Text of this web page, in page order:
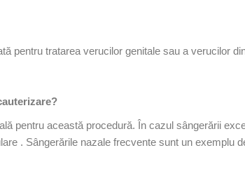
pentru tratarea verucilor genitale sau a verucilor
pentru această procedură. În cazul sângerării
. Sângerările nazale frecvente sunt un exemplu